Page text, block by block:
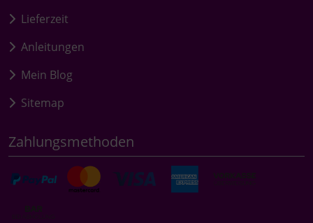
Lieferzeit
Anleitungen
Mein Blog
Sitemap
Zahlungsmethoden